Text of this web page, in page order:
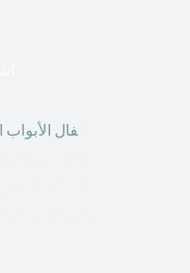
فال الأبواب